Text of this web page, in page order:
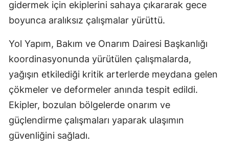
gidermek için ekiplerini sahaya çıkararak gece
boyunca aralıksız çalışmalar yürüttü.
Yol Yapım, Bakım ve Onarım Dairesi Başkanlığı
koordinasyonunda yürütülen çalışmalarda,
yağışın etkilediği kritik arterlerde meydana gelen
çökmeler ve deformeler anında tespit edildi.
Ekipler, bozulan bölgelerde onarım ve
güçlendirme çalışmaları yaparak ulaşımın
güvenliğini sağladı.